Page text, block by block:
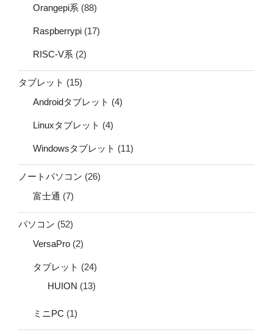
Orangepi系 (88)
Raspberrypi (17)
RISC-V系 (2)
タブレット (15)
Androidタブレット (4)
Linuxタブレット (4)
Windowsタブレット (11)
ノートパソコン (26)
富士通 (7)
パソコン (52)
VersaPro (2)
タブレット (24)
HUION (13)
ミニPC (1)